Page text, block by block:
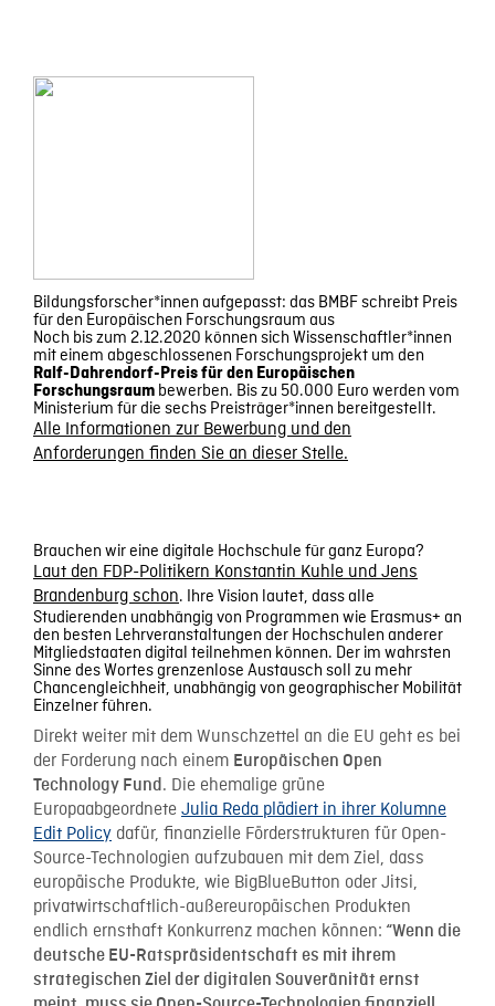
Bildungsforscher*innen aufgepasst: das BMBF schreibt Preis
für den Europäischen Forschungsraum aus
Noch bis zum 2.12.2020 können sich Wissenschaftler*innen
mit einem abgeschlossenen Forschungsprojekt um den
Ralf-Dahrendorf-Preis für den Europäischen
Forschungsraum bewerben. Bis zu 50.000 Euro werden vom
Ministerium für die sechs Preisträger*innen bereitgestellt.
Alle Informationen zur Bewerbung und den
Anforderungen finden Sie an dieser Stelle.
Brauchen wir eine digitale Hochschule für ganz Europa?
Laut den FDP-Politikern Konstantin Kuhle und Jens
Brandenburg schon. Ihre Vision lautet, dass alle
Studierenden unabhängig von Programmen wie Erasmus+ an
den besten Lehrveranstaltungen der Hochschulen anderer
Mitgliedstaaten digital teilnehmen können. Der im wahrsten
Sinne des Wortes grenzenlose Austausch soll zu mehr
Chancengleichheit, unabhängig von geographischer Mobilität
Einzelner führen.
Direkt weiter mit dem Wunschzettel an die EU geht es bei
der Forderung nach einem Europäischen Open
Technology Fund . Die ehemalige grüne
Europaabgeordnete Julia Reda plädiert in ihrer Kolumne
Edit Policy dafür, finanzielle Förderstrukturen für Open-
Source-Technologien aufzubauen mit dem Ziel, dass
europäische Produkte, wie BigBlueButton oder Jitsi,
privatwirtschaftlich-außereuropäischen Produkten
endlich ernsthaft Konkurrenz machen können: “Wenn die
deutsche EU-Ratspräsidentschaft es mit ihrem
strategischen Ziel der digitalen Souveränität ernst